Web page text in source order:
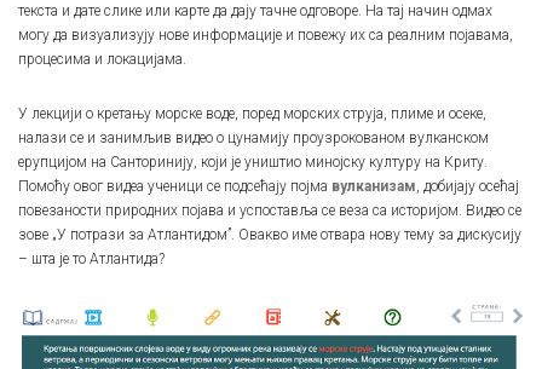
текста и дате слике или карте да дају тачне одговоре. На тај начин одмах
могу да визуализују нове информације и повежу их са реалним појавама,
процесима и локацијама.
У лекцији о кретању морске воде, поред морских струја, плиме и осеке,
налази се и занимљив видео о цунамију проузрокованом вулканском
ерупцијом на Санторинију, који је уништио минојску културу на Криту.
Помоћу овог видеа ученици се подсећају појма вулканизам, добијају осећај
повезаности природних појава и успоставља се веза са историјом. Видео се
зове „У потрази за Атлантидом”. Овакво име отвара нову тему за дискусију
– шта је то Атлантида?